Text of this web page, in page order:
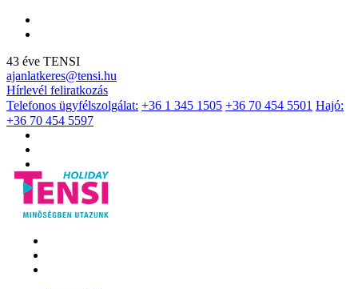
43 éve TENSI
ajanlatkeres@tensi.hu
Hírlevél feliratkozás
Telefonos ügyfélszolgálat: +36 1 345 1505 +36 70 454 5501 Hajó:
+36 70 454 5597